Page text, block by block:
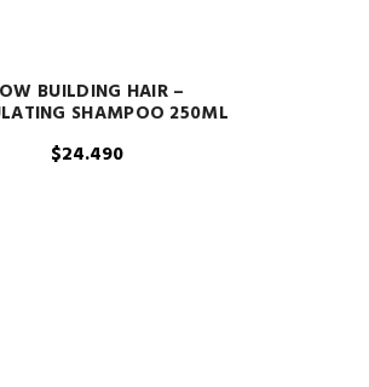
BUILDING HAIR –
SHAMPOO 250ML
$24.490